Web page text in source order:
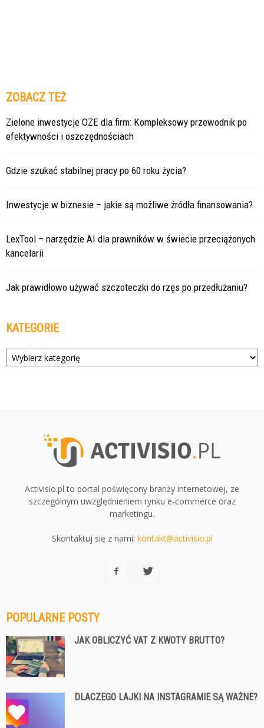
ZOBACZ TEŻ
Zielone inwestycje OZE dla firm: Kompleksowy przewodnik po
efektywności i oszczędnościach
Gdzie szukać stabilnej pracy po 60 roku życia?
Inwestycje w biznesie – jakie są możliwe źródła finansowania?
LexTool – narzędzie AI dla prawników w świecie przeciążonych
kancelarii
Jak prawidłowo używać szczoteczki do rzęs po przedłużaniu?
KATEGORIE
Kategorie
Activisio.pl to portal poświęcony branży internetowej, ze
szczególnym uwzględnieniem rynku e-commerce oraz
marketingu.
Skontaktuj się z nami: kontakt@activisio.pl
POPULARNE POSTY
JAK OBLICZYĆ VAT Z KWOTY BRUTTO?
DLACZEGO LAJKI NA INSTAGRAMIE SĄ WAŻNE?